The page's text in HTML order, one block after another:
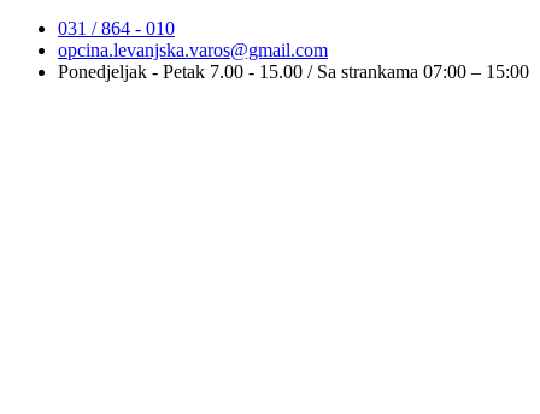
031 / 864 - 010
opcina.levanjska.varos@gmail.com
Ponedjeljak - Petak 7.00 - 15.00 / Sa strankama 07:00 – 15:00